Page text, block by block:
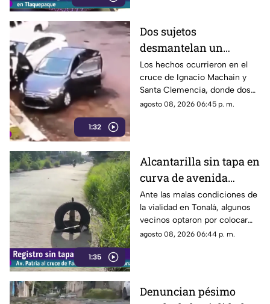
1:32
Dos sujetos
desmantelan un
vehículo a plena luz del
día en Guadalajara
Los hechos ocurrieron en el
cruce de Ignacio Machain y
Santa Clemencia, donde dos
sujetos fueron captados
agosto 08, 2026 06:45 p. m.
1:35
Alcantarilla sin tapa en
curva de avenida
Patria
Ante las malas condiciones de
la vialidad en Tonalá, algunos
vecinos optaron por colocar
una llanta como señalamiento
agosto 08, 2026 06:44 p. m.
Denuncian pésimo